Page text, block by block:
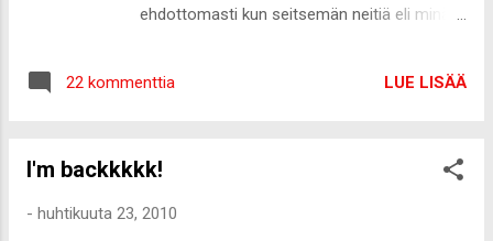
ehdottomasti kun seitsemän neitiä eli minä,
autoon ja suunnattiin sillä keskustaan :-D
HIEMAN huomiota varsinkin miespuolisilta
pienentelemään ja valkkaamaan miljoonista
22 kommenttia LUE LISÄÄ
I'm backkkkk!
- huhtikuuta 23, 2010